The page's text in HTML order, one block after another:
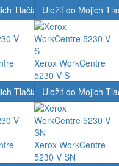
TlačiarníUložiť do Mojich
Xerox WorkCentre
5230 V S
TlačiarníUložiť do Mojich
Xerox WorkCentre
5230 V SN